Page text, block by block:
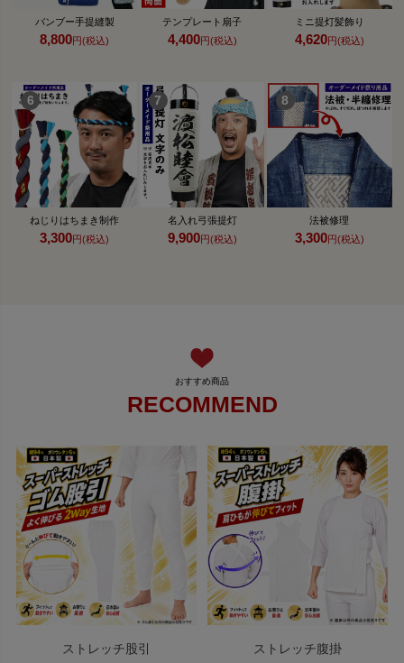
バンブー手提縫製
8,800円(税込)
テンプレート扇子
4,400円(税込)
ミニ提灯髪飾り
4,620円(税込)
ねじりはちまき制作
3,300円(税込)
名入れ弓張提灯
9,900円(税込)
法被修理
3,300円(税込)
RECOMMEND
ストレッチ股引 ストレッチ腹掛